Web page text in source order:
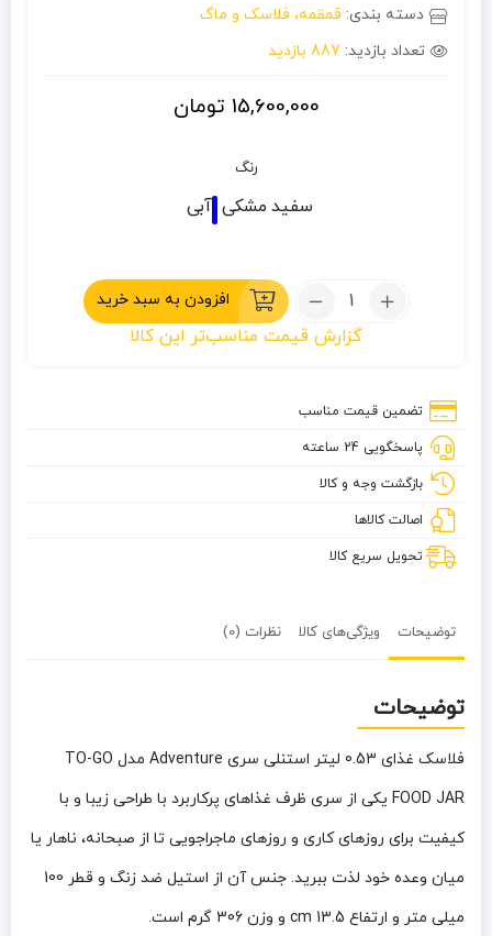
دسته بندی: قمقمه، فلاسک و ماگ
تعداد بازدید: 887 بازدید
15,600,000 تومان
رنگ
سفید مشکی آبی
تعداد:
غذای
استنلی
سری
Adventure
TO-
GO
افزودن به سبد خرید
گزارش قیمت مناسب‌تر این کالا
تضمین قیمت مناسب
پاسخگویی 24 ساعته
بازگشت وجه و کالا
اصالت کالاها
تحویل سریع کالا
توضیحات ویژگی‌های کالا نظرات (0)
توضیحات
فلاسک غذای 0.53 لیتر استنلی سری Adventure مدل TO-GO
FOOD JAR یکی از سری ظرف غذاهای پرکاربرد با طراحی زیبا و با
کیفیت برای روزهای کاری و روزهای ماجراجویی تا از صبحانه، ناهار یا
میان وعده خود لذت ببرید. جنس آن از استیل ضد زنگ و قطر 100
میلی متر و ارتفاع 13.5 cm و وزن 306 گرم است.